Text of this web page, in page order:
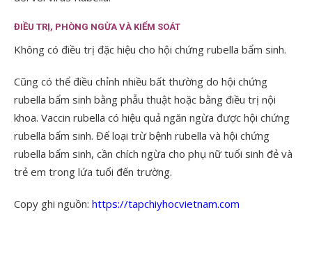
ĐIỀU TRỊ, PHÒNG NGỪA VÀ KIỂM SOÁT
Không có điều trị đặc hiệu cho hội chứng rubella bẩm sinh.
Cũng có thể điều chỉnh nhiều bất thường do hội chứng
rubella bẩm sinh bằng phẫu thuật hoặc bằng điều trị nội
khoa. Vaccin rubella có hiệu quả ngăn ngừa được hội chứng
rubella bẩm sinh. Để loại trừ bệnh rubella và hội chứng
rubella bẩm sinh, cần chích ngừa cho phụ nữ tuổi sinh đẻ và
trẻ em trong lứa tuổi đến trường.
Copy ghi nguồn: https://tapchiyhocvietnam.com